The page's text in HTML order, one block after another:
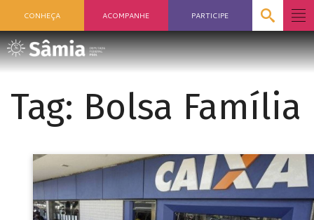
CONHEÇA ACOMPANHE PARTICIPE
Tag: Bolsa Família